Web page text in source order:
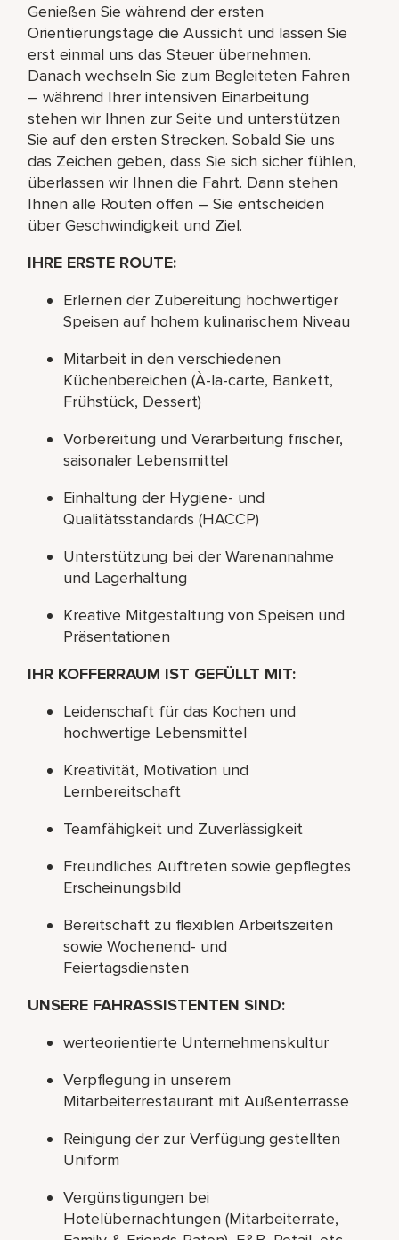
Genießen Sie während der ersten
Orientierungstage die Aussicht und lassen Sie
erst einmal uns das Steuer übernehmen.
Danach wechseln Sie zum Begleiteten Fahren
– während Ihrer intensiven Einarbeitung
stehen wir Ihnen zur Seite und unterstützen
Sie auf den ersten Strecken. Sobald Sie uns
das Zeichen geben, dass Sie sich sicher fühlen,
überlassen wir Ihnen die Fahrt. Dann stehen
Ihnen alle Routen offen – Sie entscheiden
über Geschwindigkeit und Ziel.
IHRE ERSTE ROUTE:
Erlernen der Zubereitung hochwertiger
Speisen auf hohem kulinarischem Niveau
Mitarbeit in den verschiedenen
Küchenbereichen (À-la-carte, Bankett,
Frühstück, Dessert)
Vorbereitung und Verarbeitung frischer,
saisonaler Lebensmittel
Einhaltung der Hygiene- und
Qualitätsstandards (HACCP)
Unterstützung bei der Warenannahme
und Lagerhaltung
Kreative Mitgestaltung von Speisen und
Präsentationen
IHR KOFFERRAUM IST GEFÜLLT MIT:
Leidenschaft für das Kochen und
hochwertige Lebensmittel
Kreativität, Motivation und
Lernbereitschaft
Teamfähigkeit und Zuverlässigkeit
Freundliches Auftreten sowie gepflegtes
Erscheinungsbild
Bereitschaft zu flexiblen Arbeitszeiten
sowie Wochenend- und
Feiertagsdiensten
UNSERE FAHRASSISTENTEN SIND:
werteorientierte Unternehmenskultur
Verpflegung in unserem
Mitarbeiterrestaurant mit Außenterrasse
Reinigung der zur Verfügung gestellten
Uniform
Vergünstigungen bei
Hotelübernachtungen (Mitarbeiterrate,